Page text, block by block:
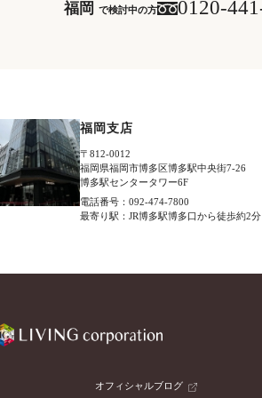
福岡 で検討中の方 0120-
福岡支店
〒812-0012
福岡県福岡市博多区博多駅中央街7-26
博多駅センタータワー6F
電話番号：092-474-7800
最寄り駅：JR博多駅博多口から徒歩約2分
オフィシャルブログ